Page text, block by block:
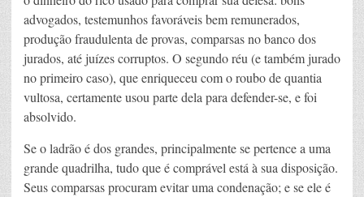
advogados, testemunhos favoráveis bem remunerados,
produção fraudulenta de provas, comparsas no banco dos
jurados, até juízes corruptos. O segundo réu (e também jurado
no primeiro caso), que enriqueceu com o roubo de quantia
vultosa, certamente usou parte dela para defender-se, e foi
absolvido.
Se o ladrão é dos grandes, principalmente se pertence a uma
grande quadrilha, tudo que é comprável está à sua disposição.
Seus comparsas procuram evitar uma condenação; e se ele é